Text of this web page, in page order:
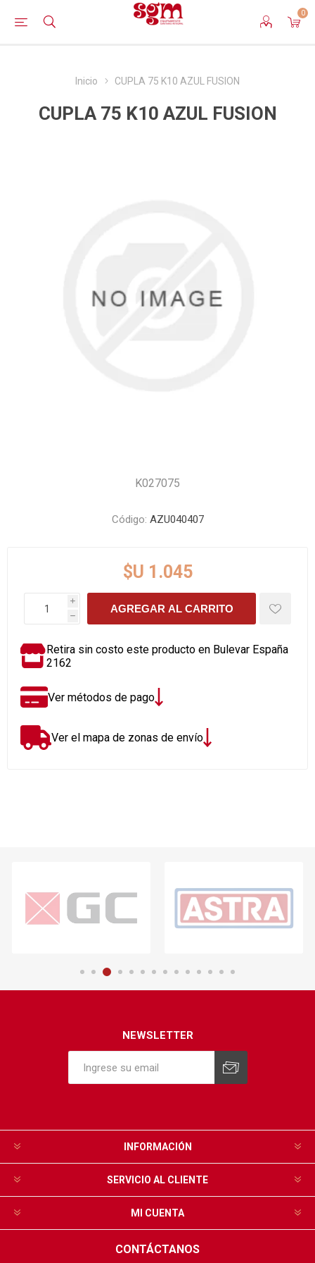
0
Inicio CUPLA 75 K10 AZUL FUSION
CUPLA 75 K10 AZUL FUSION
K027075
Código: AZU040407
$U 1.045
i
h
AGREGAR AL CARRITO
Retira sin costo este producto en Bulevar España
2162
Ver métodos de pago
Ver el mapa de zonas de envío
NEWSLETTER
INFORMACIÓN
SERVICIO AL CLIENTE
MI CUENTA
CONTÁCTANOS